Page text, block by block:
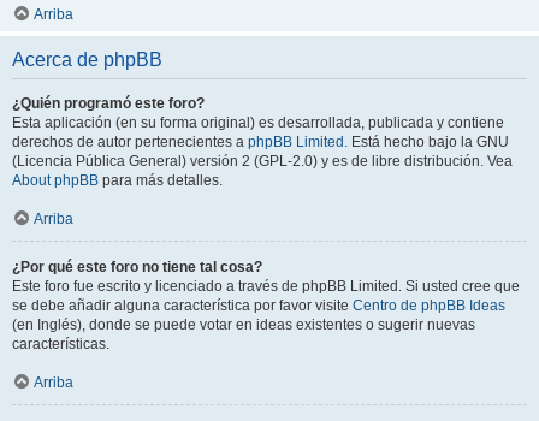
Arriba
Acerca de phpBB
¿Quién programó este foro?
Esta aplicación (en su forma original) es desarrollada, publicada y contiene
derechos de autor pertenecientes a phpBB Limited . Está hecho bajo la GNU
(Licencia Pública General) versión 2 (GPL-2.0) y es de libre distribución. Vea
About phpBB para más detalles.
Arriba
¿Por qué este foro no tiene tal cosa?
Este foro fue escrito y licenciado a través de phpBB Limited. Si usted cree que
se debe añadir alguna característica por favor visite Centro de phpBB Ideas
(en Inglés), donde se puede votar en ideas existentes o sugerir nuevas
características.
Arriba